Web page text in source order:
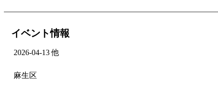
イベント情報
2026-04-13 他
麻生区